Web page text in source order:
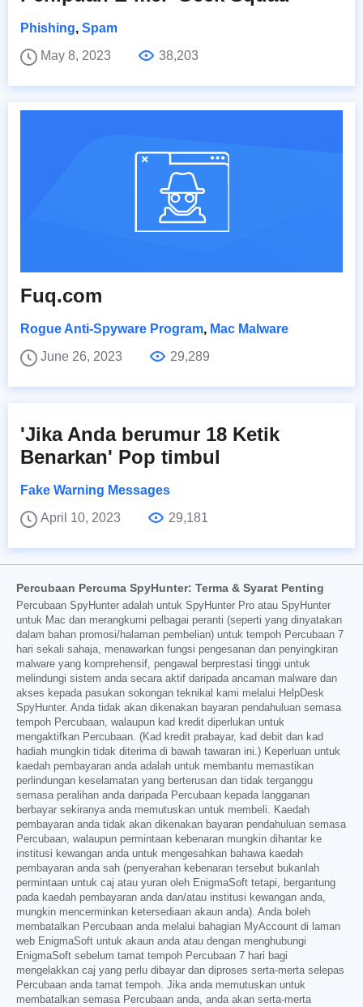
Phishing, Spam
May 8, 2023
38,203
Fuq.com
Rogue Anti-Spyware Program, Mac Malware
June 26, 2023
29,289
'Jika Anda berumur 18 Ketik
Benarkan' Pop timbul
Fake Warning Messages
April 10, 2023
29,181
Percubaan Percuma SpyHunter: Terma & Syarat Penting
Percubaan SpyHunter adalah untuk SpyHunter Pro atau SpyHunter
untuk Mac dan merangkumi pelbagai peranti (seperti yang dinyatakan
dalam bahan promosi/halaman pembelian) untuk tempoh Percubaan 7
hari sekali sahaja, menawarkan fungsi pengesanan dan penyingkiran
malware yang komprehensif, pengawal berprestasi tinggi untuk
melindungi sistem anda secara aktif daripada ancaman malware dan
akses kepada pasukan sokongan teknikal kami melalui HelpDesk
SpyHunter. Anda tidak akan dikenakan bayaran pendahuluan semasa
tempoh Percubaan, walaupun kad kredit diperlukan untuk
mengaktifkan Percubaan. (Kad kredit prabayar, kad debit dan kad
hadiah mungkin tidak diterima di bawah tawaran ini.) Keperluan untuk
kaedah pembayaran anda adalah untuk membantu memastikan
perlindungan keselamatan yang berterusan dan tidak terganggu
semasa peralihan anda daripada Percubaan kepada langganan
berbayar sekiranya anda memutuskan untuk membeli. Kaedah
pembayaran anda tidak akan dikenakan bayaran pendahuluan semasa
Percubaan, walaupun permintaan kebenaran mungkin dihantar ke
institusi kewangan anda untuk mengesahkan bahawa kaedah
pembayaran anda sah (penyerahan kebenaran tersebut bukanlah
permintaan untuk caj atau yuran oleh EnigmaSoft tetapi, bergantung
pada kaedah pembayaran anda dan/atau institusi kewangan anda,
mungkin mencerminkan ketersediaan akaun anda). Anda boleh
membatalkan Percubaan anda melalui bahagian MyAccount di laman
web EnigmaSoft untuk akaun anda atau dengan menghubungi
EnigmaSoft sebelum tamat tempoh Percubaan 7 hari bagi
mengelakkan caj yang perlu dibayar dan diproses serta-merta selepas
Percubaan anda tamat tempoh. Jika anda memutuskan untuk
membatalkan semasa Percubaan anda, anda akan serta-merta